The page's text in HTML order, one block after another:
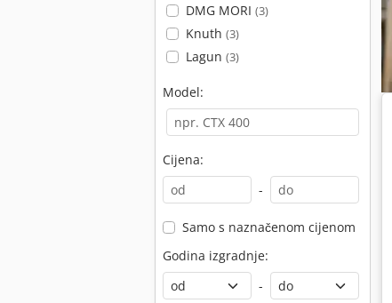
DMG MORI (3)
Knuth (3)
Lagun (3)
Model:
Cijena:
-
Samo s naznačenom cijenom
Godina izgradnje:
-